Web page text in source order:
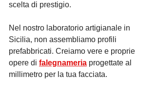
scelta di prestigio.
Nel nostro laboratorio artigianale in
Sicilia, non assembliamo profili
prefabbricati. Creiamo vere e proprie
opere di falegnameria progettate al
millimetro per la tua facciata.